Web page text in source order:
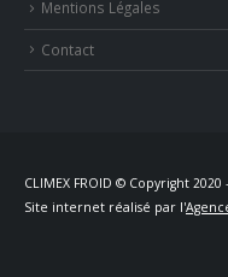
Mentions Légales
Contact
CLIMEX FROID © Copyright
Site internet réalisé par l'